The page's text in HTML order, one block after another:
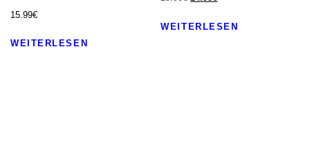
15 99€
WEITERLESEN
WEITERLESEN